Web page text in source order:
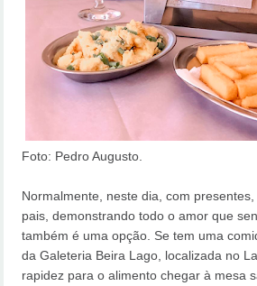
Foto: Pedro Augusto.
Normalmente, neste dia, com
pais, demonstrando todo o amor que
também é uma opção. Se tem uma
da Galeteria Beira Lago, localizada no
rapidez para o alimento chegar à mesa